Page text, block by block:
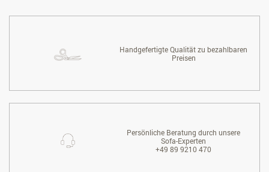
Handgefertigte Qualität zu bezahlbaren
Preisen
Persönliche Beratung durch unsere
Sofa-Experten
+49 89 9210 470